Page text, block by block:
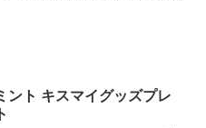
ント キスマイグッズプレ